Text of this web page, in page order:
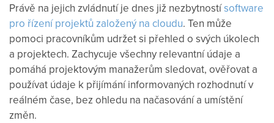
Právě na jejich zvládnutí je dnes již nezbytnostísoftware
pro řízení projektů založený na cloudu. Ten může
pomoci pracovníkům udržet si přehled o svých úkolech
a projektech. Zachycuje všechny relevantní údaje a
pomáhá projektovým manažerům sledovat, ověřovat a
používat údaje k přijímání informovaných rozhodnutí v
reálném čase, bez ohledu na načasování a umístění
změn.